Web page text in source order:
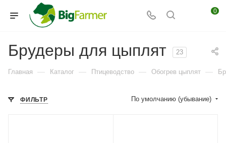
0
Брудеры для цыплят 23
Главная — Каталог — Птицеводство — Обогрев цыплят —
ФИЛЬТР По умолчанию (убывание)